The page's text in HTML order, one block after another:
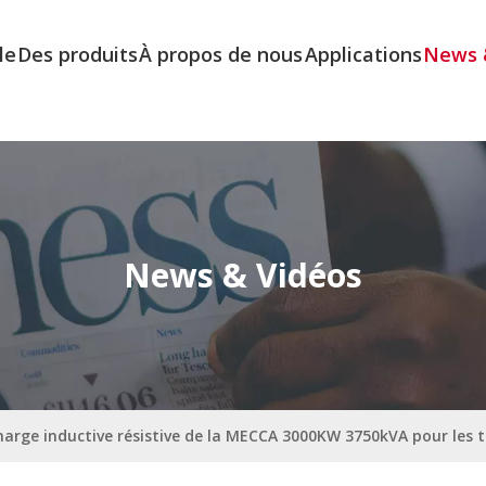
Des produitsÀ propos de nousApplicationsNews
News & Vidéos
inductive résistive de la MECCA 3000KW 3750kVA pour